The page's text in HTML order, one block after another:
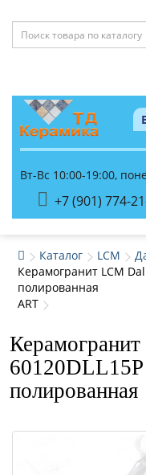
Вт-Вс 10:00-19:00,
+7 (901) 774-
Каталог LCM
Керамогранит LCM
полированная
ART
полированная